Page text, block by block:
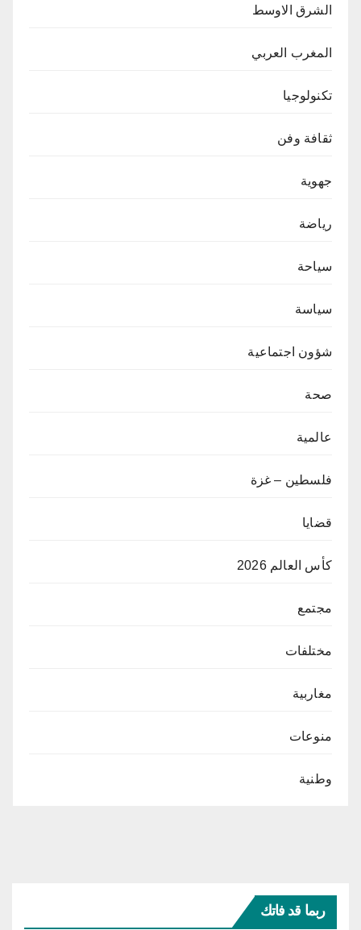
الشرق الاوسط
المغرب العربي
تكنولوجيا
ثقافة وفن
جهوية
رياضة
سياحة
سياسة
شؤون اجتماعية
صحة
عالمية
فلسطين – غزة
قضايا
كأس العالم 2026
مجتمع
مختلفات
مغاربية
منوعات
وطنية
ربما قد فاتك